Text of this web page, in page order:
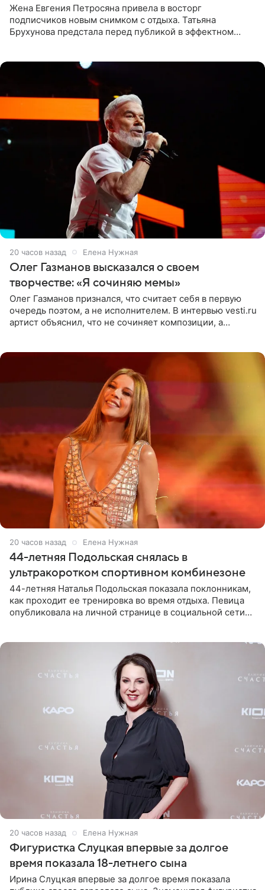
Жена Евгения Петросяна привела в восторг
подписчиков новым снимком с отдыха. Татьяна
Брухунова предстала перед публикой в эффектном
20 часов назад Елена Нужная
Олег Газманов высказался о своем
творчестве: «Я сочиняю мемы»
Олег Газманов признался, что считает себя в первую
очередь поэтом, а не исполнителем. В интервью vesti.ru
артист объяснил, что не сочиняет композиции, а
20 часов назад Елена Нужная
44-летняя Подольская снялась в
ультракоротком спортивном комбинезоне
44-летняя Наталья Подольская показала поклонникам,
как проходит ее тренировка во время отдыха. Певица
опубликовала на личной странице в социальной сети
20 часов назад Елена Нужная
Фигуристка Слуцкая впервые за долгое
время показала 18-летнего сына
Ирина Слуцкая впервые за долгое время показала